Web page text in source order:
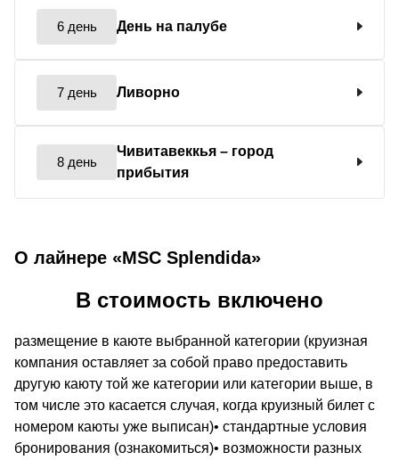
6 день День на палубе
7 день Ливорно
8 день
Чивитавеккья – город
прибытия
О лайнере «MSC Splendida»
В стоимость включено
размещение в каюте выбранной категории (круизная
компания оставляет за собой право предоставить
другую каюту той же категории или категории выше, в
том числе это касается случая, когда круизный билет с
номером каюты уже выписан)• стандартные условия
бронирования (ознакомиться)• возможности разных